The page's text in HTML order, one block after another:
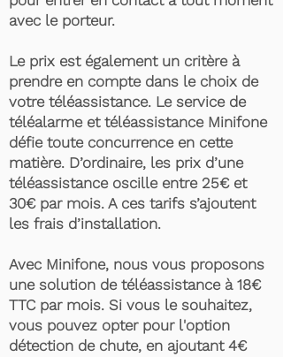
avec le porteur.
Le prix est également un critère à
prendre en compte dans le choix de
votre téléassistance. Le service de
téléalarme et téléassistance Minifone
défie toute concurrence en cette
matière. D’ordinaire, les prix d’une
téléassistance oscille entre 25€ et
30€ par mois. A ces tarifs s’ajoutent
les frais d’installation.
Avec Minifone, nous vous proposons
une solution de téléassistance à 18€
TTC par mois. Si vous le souhaitez,
vous pouvez opter pour l'option
détection de chute, en ajoutant 4€